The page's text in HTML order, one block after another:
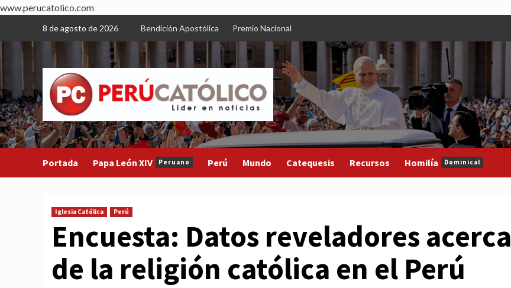
www.perucatolico.com
content
8 de agosto de 2026 Bendición Apostólica Premio Nacional
Portada Papa León XIV Peruano Perú Mundo Catequesis Recursos Homilía Dominical
Iglesia Católica Perú
Encuesta: Datos reveladores acerca
de la religión católica en el Perú